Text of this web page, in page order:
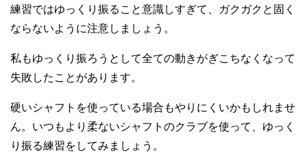
練習ではゆっくり振ること意識しすぎて、ガクガクと固く
ならないように注意しましょう。
私もゆっくり振ろうとして全ての動きがぎこちなくなって
失敗したことがあります。
硬いシャフトを使っている場合もやりにくいかもしれませ
ん。いつもより柔ないシャフトのクラブを使って、ゆっく
り振る練習をしてみましょう。